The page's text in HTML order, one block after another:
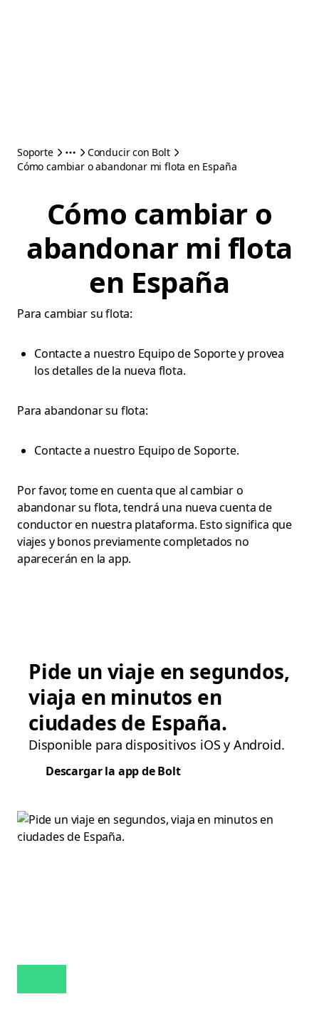
Soporte
Conducir con Bolt
Cómo cambiar o abandonar mi flota en España
Cómo cambiar o
abandonar mi flota
en España
Para cambiar su flota:
Contacte a nuestro Equipo de Soporte y provea
los detalles de la nueva flota.
Para abandonar su flota:
Contacte a nuestro Equipo de Soporte.
Por favor, tome en cuenta que al cambiar o
abandonar su flota, tendrá una nueva cuenta de
conductor en nuestra plataforma. Esto significa que
viajes y bonos previamente completados no
aparecerán en la app.
Pide un viaje en segundos,
viaja en minutos en
ciudades de España.
Disponible para dispositivos iOS y Android.
Descargar la app de Bolt